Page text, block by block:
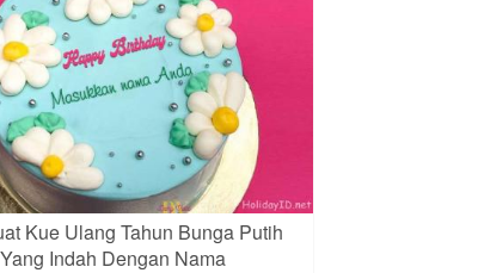
Kue Ulang Tahun Bunga Putih
Yang Indah Dengan Nama